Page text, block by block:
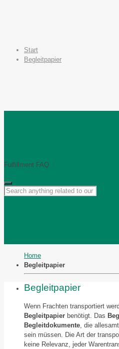
Start
Begleitpapier
Fulfillment FAQ
Home
Begleitpapier
Begleitpapier
Wenn Frachten transportiert
Begleitpapier benötigt. Das
Begleitdokumente, die
sein müssen. Die Art der
keine Relevanz, jeder